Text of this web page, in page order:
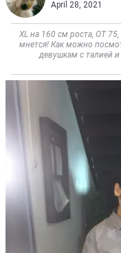
April 28, 2021
XL на 160 см роста, ОТ
мнется! Как можно
девушкам с талией